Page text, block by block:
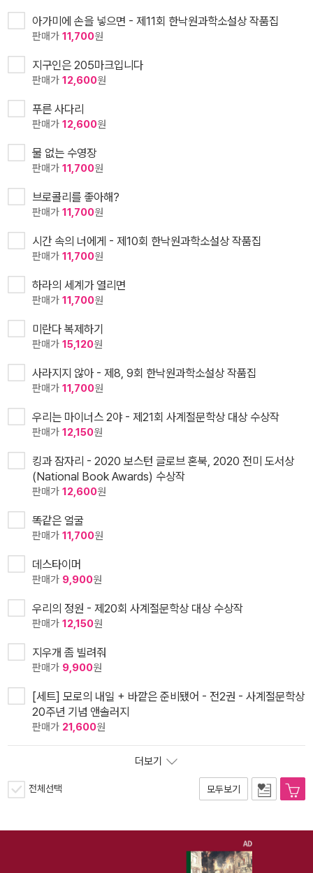
아가미에 손을 넣으면 - 제11회 한낙원과학소설상 작품집
판매가 11,700원
지구인은 205마크입니다
판매가 12,600원
푸른 사다리
판매가 12,600원
물 없는 수영장
판매가 11,700원
브로콜리를 좋아해?
판매가 11,700원
시간 속의 너에게 - 제10회 한낙원과학소설상 작품집
판매가 11,700원
하라의 세계가 열리면
판매가 11,700원
미란다 복제하기
판매가 15,120원
사라지지 않아 - 제8, 9회 한낙원과학소설상 작품집
판매가 11,700원
우리는 마이너스 2야 - 제21회 사계절문학상 대상 수상작
판매가 12,150원
킹과 잠자리 - 2020 보스턴 글로브 혼북, 2020 전미 도서상
(National Book Awards) 수상작
판매가 12,600원
똑같은 얼굴
판매가 11,700원
데스타이머
판매가 9,900원
우리의 정원 - 제20회 사계절문학상 대상 수상작
판매가 12,150원
지우개 좀 빌려줘
판매가 9,900원
[세트] 모로의 내일 + 바깥은 준비됐어 - 전2권 - 사계절문학상
20주년 기념 앤솔러지
판매가 21,600원
더보기
전체선택 모두보기